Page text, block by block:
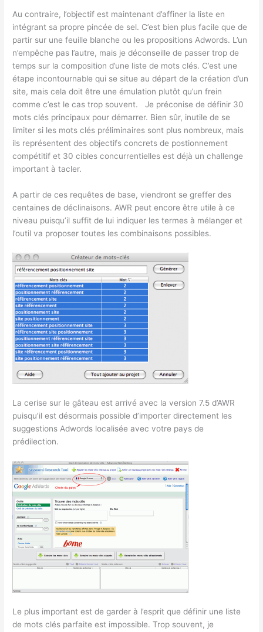
Au contraire, l’objectif est maintenant d’affiner la liste en
intégrant sa propre pincée de sel. C’est bien plus facile que de
partir sur une feuille blanche ou les propositions Adwords. L’un
n’empêche pas l’autre, mais je déconseille de passer trop de
temps sur la composition d’une liste de mots clés. C’est une
étape incontournable qui se situe au départ de la création d’un
site, mais cela doit être une émulation plutôt qu’un frein
comme c’est le cas trop souvent. Je préconise de définir 30
mots clés principaux pour démarrer. Bien sûr, inutile de se
limiter si les mots clés préliminaires sont plus nombreux, mais
ils représentent des objectifs concrets de postionnement
compétitif et 30 cibles concurrentielles est déjà un challenge
important à tacler.
A partir de ces requêtes de base, viendront se greffer des
centaines de déclinaisons. AWR peut encore être utile à ce
niveau puisqu’il suffit de lui indiquer les termes à mélanger et
l’outil va proposer toutes les combinaisons possibles.
La cerise sur le gâteau est arrivé avec la version 7.5 d’AWR
puisqu’il est désormais possible d’importer directement les
suggestions Adwords localisée avec votre pays de
prédilection.
Le plus important est de garder à l’esprit que définir une liste
de mots clés parfaite est impossible. Trop souvent, je